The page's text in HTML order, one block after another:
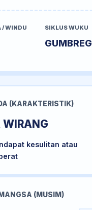
/ WINDU SIKLUS WUKU
GUMBREG
(KARAKTERISTIK)
WIRANG
kesulitan atau
(MUSIM)